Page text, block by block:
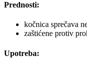
Prednosti:
kočnica sprečava
zaštićene protiv
Upotreba: